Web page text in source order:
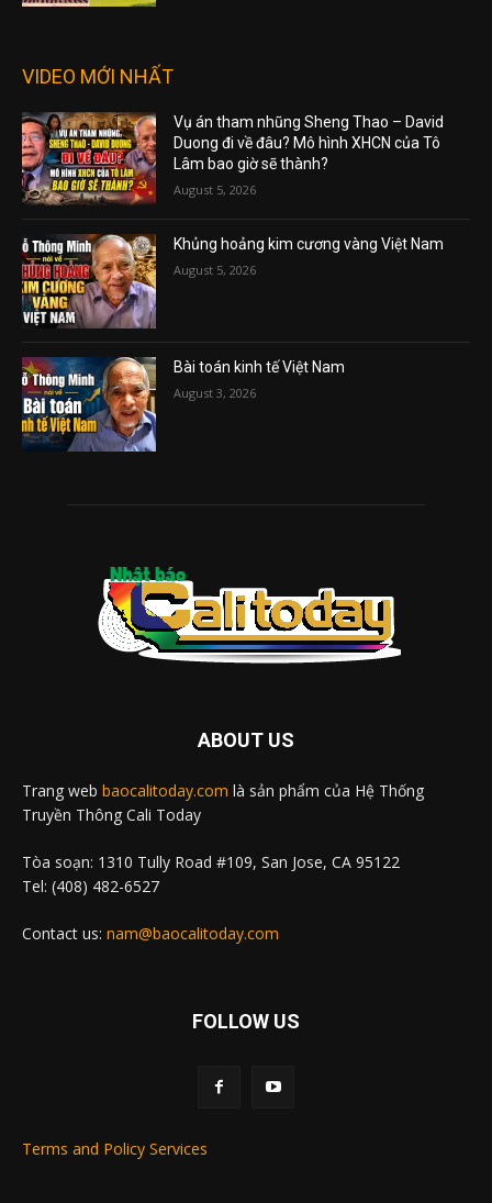
VIDEO MỚI NHẤT
Vụ án tham nhũng Sheng Thao – David
Duong đi về đâu? Mô hình XHCN của Tô
Lâm bao giờ sẽ thành?
August 5, 2026
Khủng hoảng kim cương vàng Việt Nam
August 5, 2026
Bài toán kinh tế Việt Nam
August 3, 2026
ABOUT US
Trang web baocalitoday.com là sản phẩm của Hệ Thống
Truyền Thông Cali Today
Tòa soạn: 1310 Tully Road #109, San Jose, CA 95122
Tel: (408) 482-6527
Contact us: nam@baocalitoday.com
FOLLOW US
Terms and Policy Services